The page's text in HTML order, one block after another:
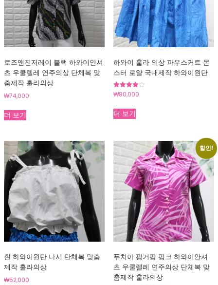
로즈앤진저레이 블랙 하와이안셔
츠 우쿨렐레 연주의상 단체복 맞
춤제작 훌라의상
₩74,000
더 보기
하와이 훌라 의상 파우스커트 몬
스터 로얄 국내제작 하와이원단
5 중에서
됨
₩80,000
더 보기
흰 하와이원단 나시 단체복 맞춤
제작 훌라의상
₩52,000
할인!
푸치아 핑거팜 핑크 하와이안셔
츠 우쿨렐레 연주의상 단체복 맞
춤제작 훌라의상